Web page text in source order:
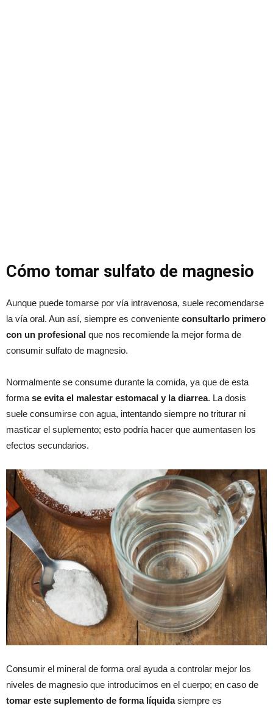
Cómo tomar sulfato de magnesio
Aunque puede tomarse por vía intravenosa, suele recomendarse
la vía oral. Aun así, siempre es conveniente consultarlo primero
con un profesional que nos recomiende la mejor forma de
consumir sulfato de magnesio.
Normalmente se consume durante la comida, ya que de esta
forma se evita el malestar estomacal y la diarrea. La dosis
suele consumirse con agua, intentando siempre no triturar ni
masticar el suplemento; esto podría hacer que aumentasen los
efectos secundarios.
Consumir el mineral de forma oral ayuda a controlar mejor los
niveles de magnesio que introducimos en el cuerpo; en caso de
tomar este suplemento de forma líquidasiempre es